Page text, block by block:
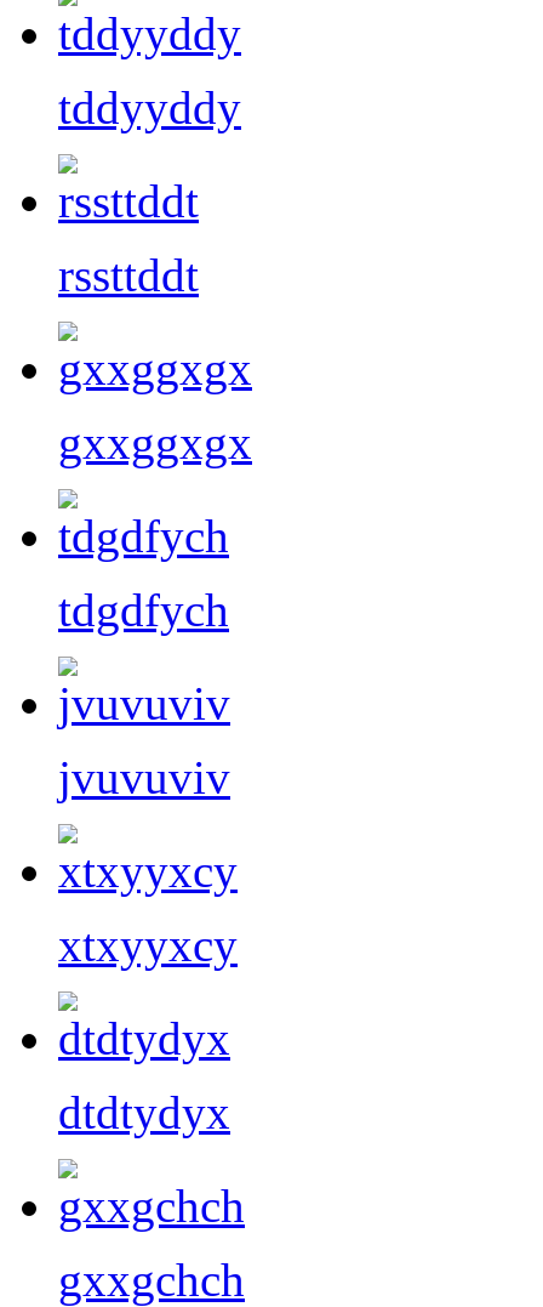
tddyyddy
rssttddt
gxxggxgx
tdgdfych
jvuvuviv
xtxyyxcy
dtdtydyx
gxxgchch